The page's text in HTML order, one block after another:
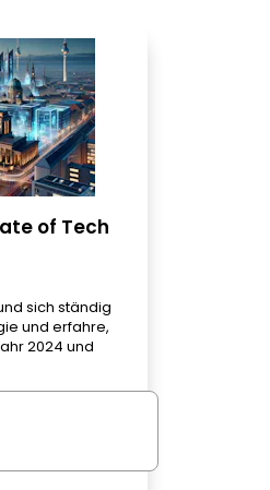
of Tech
sich ständig
und erfahre,
2024 und